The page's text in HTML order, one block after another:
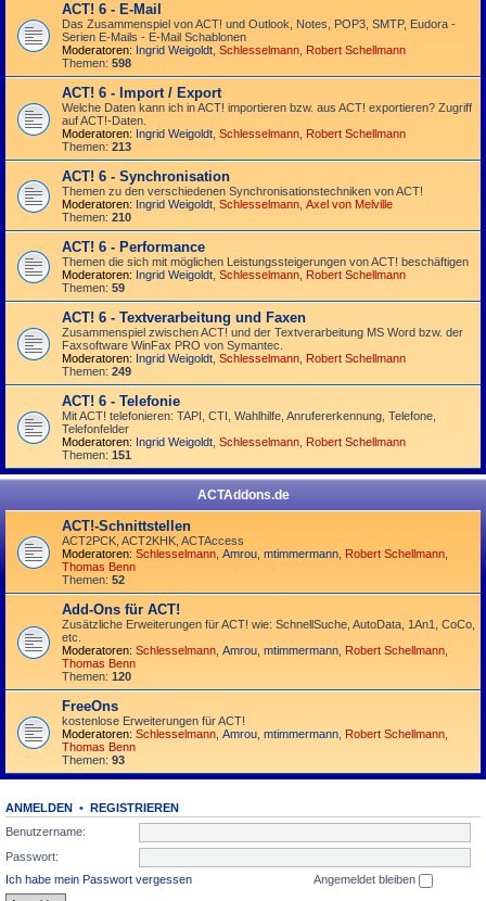
ACT! 6 - E-Mail
Das Zusammen­spiel von ACT! und Outlook, Notes, POP3, SMTP, Eudora -
Serien E-Mails - E-Mail Schablonen
Moderatoren: Ingrid Weigoldt Schlesselmann Robert Schellmann
Themen: 598
ACT! 6 - Import / Export
Welche Daten kann ich in ACT! importieren bzw. aus ACT! exportieren? Zugriff
auf ACT!-Daten.
Moderatoren: Ingrid Weigoldt Schlesselmann Robert Schellmann
Themen: 213
ACT! 6 - Synchro­nisation
Themen zu den verschiedenen Synchro­nisations­­techniken von ACT!
Moderatoren: Ingrid Weigoldt Schlesselmann Axel von Melville
Themen: 210
ACT! 6 - Performance
Themen die sich mit möglichen Leistungssteigerungen von ACT! beschäftigen
Moderatoren: Ingrid Weigoldt Schlesselmann Robert Schellmann
Themen: 59
ACT! 6 - Textverarbeitung und Faxen
Zusammenspiel zwischen ACT! und der Textverarbeitung MS Word bzw. der
Faxsoftware WinFax PRO von Symantec.
Moderatoren: Ingrid Weigoldt Schlesselmann Robert Schellmann
Themen: 249
ACT! 6 - Telefonie
Mit ACT! telefonieren: TAPI, CTI, Wahlhilfe, Anrufererkennung, Telefone,
Telefonfelder
Moderatoren: Ingrid Weigoldt Schlesselmann Robert Schellmann
Themen: 151
ACTAddons.de
ACT!-Schnittstellen
ACT2PCK, ACT2KHK, ACTAccess
Moderatoren: Schlesselmann Amrou mtimmermann Robert Schellmann
Thomas Benn
Themen: 52
Add-Ons für ACT!
Zusätzliche Erweiterungen für ACT! wie: SchnellSuche, AutoData, 1An1, CoCo,
etc.
Moderatoren: Schlesselmann Amrou mtimmermann Robert Schellmann
Thomas Benn
Themen: 120
FreeOns
kostenlose Erweiterungen für ACT!
Moderatoren: Schlesselmann Amrou mtimmermann Robert Schellmann
Thomas Benn
Themen: 93
ANMELDEN • REGISTRIEREN
Benutzername:
Passwort:
Ich habe mein Passwort vergessen
Angemeldet bleiben